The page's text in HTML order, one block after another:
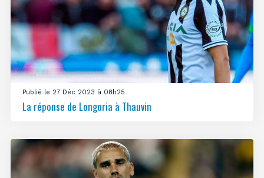
Publié le 27 Déc 2023 à 08h25
La réponse de Longoria à Thauvin